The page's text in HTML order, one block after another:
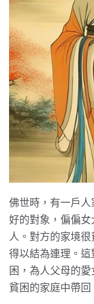
佛世時，有一戶
好的對象，偏偏
人。對方的家境
得以結為連理。
困，為人父母的
貧困的家庭中帶回